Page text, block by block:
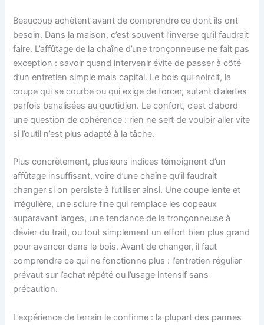
Beaucoup achètent avant de comprendre ce dont ils ont
besoin. Dans la maison, c’est souvent l’inverse qu’il faudrait
faire. L’affûtage de la chaîne d’une tronçonneuse ne fait pas
exception : savoir quand intervenir évite de passer à côté
d’un entretien simple mais capital. Le bois qui noircit, la
coupe qui se courbe ou qui exige de forcer, autant d’alertes
parfois banalisées au quotidien. Le confort, c’est d’abord
une question de cohérence : rien ne sert de vouloir aller vite
si l’outil n’est plus adapté à la tâche.
Plus concrètement, plusieurs indices témoignent d’un
affûtage insuffisant, voire d’une chaîne qu’il faudrait
changer si on persiste à l’utiliser ainsi. Une coupe lente et
irrégulière, une sciure fine qui remplace les copeaux
auparavant larges, une tendance de la tronçonneuse à
dévier du trait, ou tout simplement un effort bien plus grand
pour avancer dans le bois. Avant de changer, il faut
comprendre ce qui ne fonctionne plus : l’entretien régulier
prévaut sur l’achat répété ou l’usage intensif sans
précaution.
L’expérience de terrain le confirme : la plupart des pannes